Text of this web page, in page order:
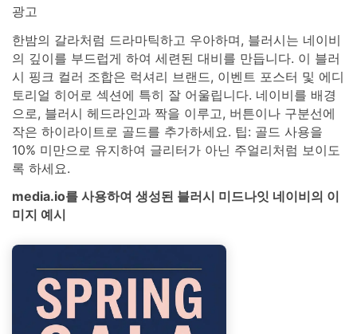
광고
한밤의 갈라처럼 드라마틱하고 우아하며, 블러시는 네이비
의 깊이를 부드럽게 하여 세련된 대비를 만듭니다. 이 블러
시 핑크 컬러 조합은 럭셔리 브랜드, 이벤트 포스터 및 에디
토리얼 히어로 섹션에 특히 잘 어울립니다. 네이비를 배경
으로, 블러시 헤드라인과 짝을 이루고, 버튼이나 구분선에
작은 하이라이트로 골드를 추가하세요. 팁: 골드 사용을
10% 미만으로 유지하여 글리터가 아닌 주얼리처럼 보이도
록 하세요.
media.io를 사용하여 생성된 블러시 미드나잇 네이비의 이
미지 예시